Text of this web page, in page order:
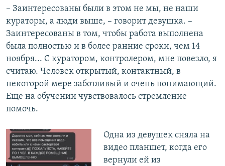
– Заинтересованы были в этом не мы, не наши
кураторы, а люди выше, – говорит девушка. –
Заинтересованы в том, чтобы работа выполнена
была полностью и в более ранние сроки, чем 14
ноября... С куратором, контролером, мне повезло, я
считаю. Человек открытый, контактный, в
некоторой мере заботливый и очень понимающий.
Еще на обучении чувствовалось стремление
помочь.
Одна из девушек сняла на
видео планшет, когда его
вернули ей из